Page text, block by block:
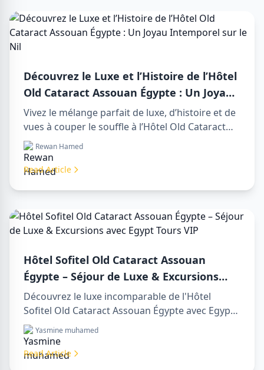
Découvrez le Luxe et l’Histoire de l’Hôtel
Old Cataract Assouan Égypte : Un Joyau
Intemporel sur le Nil
Vivez le mélange parfait de luxe, d’histoire et de
vues à couper le souffle à l’Hôtel Old Cataract
Assouan Égypte. Explorez des day tours in luxor
egypt inoubliables et profitez d’un day trip to
aswan from luxor mémorable.
Rewan Hamed
Read Article
Hôtel Sofitel Old Cataract Assouan
Égypte – Séjour de Luxe & Excursions
avec Egypt Tours VIP
Découvrez le luxe incomparable de l'Hôtel
Sofitel Old Cataract Assouan Égypte avec Egypt
Tours VIP. Explorez les monuments
emblématiques d'Assouan, profitez de vues sur
le Nil et de nos services touristiques premium.
Yasmine muhamed
Read Article